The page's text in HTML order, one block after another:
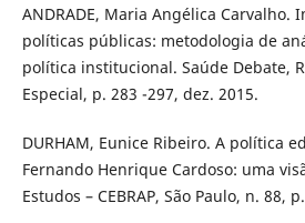
ANDRADE, Maria Angélica Carvalho.
políticas públicas: metodologia de
política institucional. Saúde Debate,
Especial, p. 283 -297, dez. 2015.
DURHAM, Eunice Ribeiro. A política
Fernando Henrique Cardoso: uma
Estudos – CEBRAP, São Paulo, n. 88,